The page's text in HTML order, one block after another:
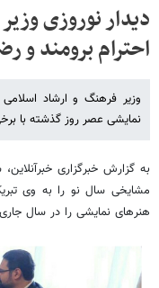
دیدار نوروزی
احترام برومند
وزیر فرهنگ و ارشاد
نمایشی عصر روز گذشته با
به گزارش خبرگزاری
مشایخی سال نو را به وی
هنرهای نمایشی را در سال